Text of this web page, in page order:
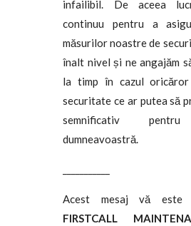
infailibil. De aceea
continuu pentru a
măsurilor noastre de
înalt nivel și ne angajăm
la timp în cazul
securitate ce ar putea să
semnificativ
dumneavoastră.
Acest mesaj vă este
FIRSTCALL